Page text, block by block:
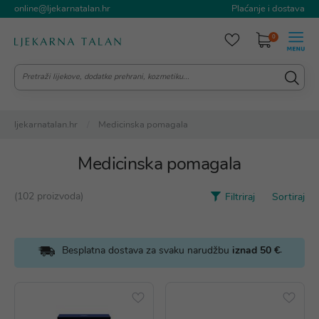
online@ljekarnatalan.hr Plaćanje i dostava
0
ljekarnatalan.hr Medicinska pomagala
Medicinska pomagala
(102 proizvoda) Filtriraj Sortiraj
Besplatna dostava za svaku narudžbu iznad 50 €.